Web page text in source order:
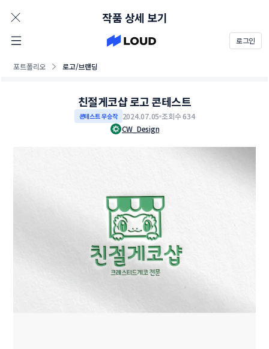
로그인
포트폴리오 로고/브랜딩
작품 상세 보기
친절게코샵 로고 콘테스트
콘테스트 우승작 2024.07.05 조회수 634
CW_Design